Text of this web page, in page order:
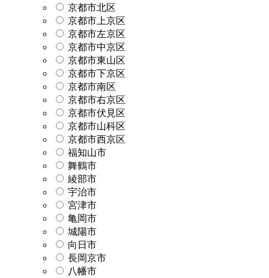
京都市北区
京都市上京区
京都市左京区
京都市中京区
京都市東山区
京都市下京区
京都市南区
京都市右京区
京都市伏見区
京都市山科区
京都市西京区
福知山市
舞鶴市
綾部市
宇治市
宮津市
亀岡市
城陽市
向日市
長岡京市
八幡市